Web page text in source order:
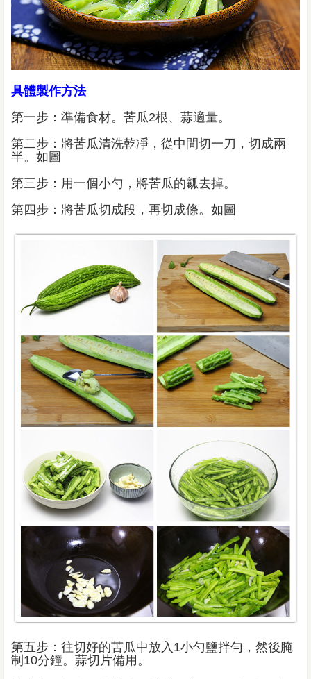
具體製作方法
第一步：準備食材。苦瓜2根、蒜適量。
第二步：將苦瓜清洗乾凈，從中間切一刀，切成兩
半。如圖
第三步：用一個小勺，將苦瓜的瓤去掉。
第四步：將苦瓜切成段，再切成條。如圖
第五步：往切好的苦瓜中放入1小勺鹽拌勻，然後腌
制10分鐘。蒜切片備用。